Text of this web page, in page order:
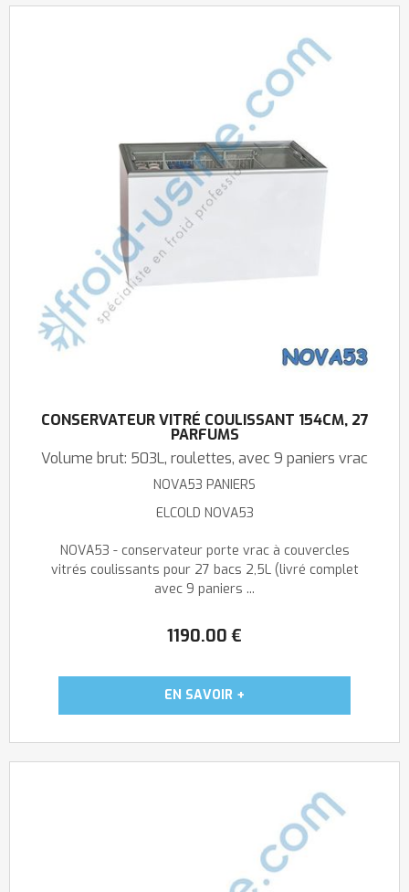
CONSERVATEUR VITRÉ COULISSANT 154CM, 27
PARFUMS
Volume brut: 503L, roulettes, avec 9 paniers vrac
NOVA53 PANIERS
ELCOLD NOVA53
1190.00 €
NOVA53 - conservateur porte vrac à couvercles
vitrés coulissants pour 27 bacs 2,5L (livré complet
avec 9 paniers ...